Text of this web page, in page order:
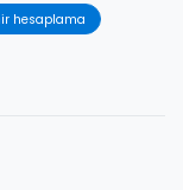
hesaplama